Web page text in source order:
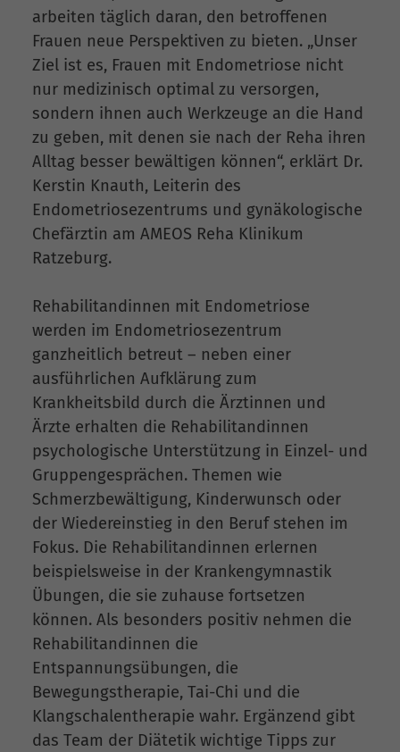
arbeiten täglich daran, den betroffenen
Frauen neue Perspektiven zu bieten. „Unser
Ziel ist es, Frauen mit Endometriose nicht
nur medizinisch optimal zu versorgen,
sondern ihnen auch Werkzeuge an die Hand
zu geben, mit denen sie nach der Reha ihren
Alltag besser bewältigen können“, erklärt Dr.
Kerstin Knauth, Leiterin des
Endometriosezentrums und gynäkologische
Chefärztin am AMEOS Reha Klinikum
Ratzeburg.
Rehabilitandinnen mit Endometriose
werden im Endometriosezentrum
ganzheitlich betreut – neben einer
ausführlichen Aufklärung zum
Krankheitsbild durch die Ärztinnen und
Ärzte erhalten die Rehabilitandinnen
psychologische Unterstützung in Einzel- und
Gruppengesprächen. Themen wie
Schmerzbewältigung, Kinderwunsch oder
der Wiedereinstieg in den Beruf stehen im
Fokus. Die Rehabilitandinnen erlernen
beispielsweise in der Krankengymnastik
Übungen, die sie zuhause fortsetzen
können. Als besonders positiv nehmen die
Rehabilitandinnen die
Entspannungsübungen, die
Bewegungstherapie, Tai-Chi und die
Klangschalentherapie wahr. Ergänzend gibt
das Team der Diätetik wichtige Tipps zur